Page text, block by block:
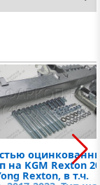
на KGM Rexton
Rexton, в т.ч.